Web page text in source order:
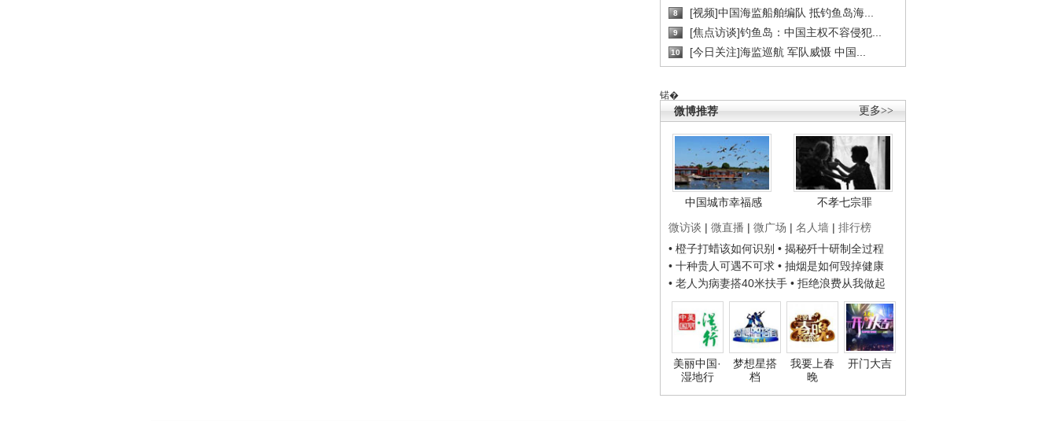
8 [视频]中国海监船舶编队 抵钓鱼岛海...
9 [焦点访谈]钓鱼岛：中国主权不容侵犯...
10 [今日关注]海监巡航 军队威慑 中国...
锘�
更多>>
微博推荐
中国城市幸福感
不孝七宗罪
微访谈 | 微直播 | 微广场 | 名人墙 | 排行榜
• 橙子打蜡该如何识别 • 揭秘歼十研制全过程
• 十种贵人可遇不可求 • 抽烟是如何毁掉健康
• 老人为病妻搭40米扶手 • 拒绝浪费从我做起
美丽中国·
湿地行
梦想星搭
档
我要上春
晚
开门大吉